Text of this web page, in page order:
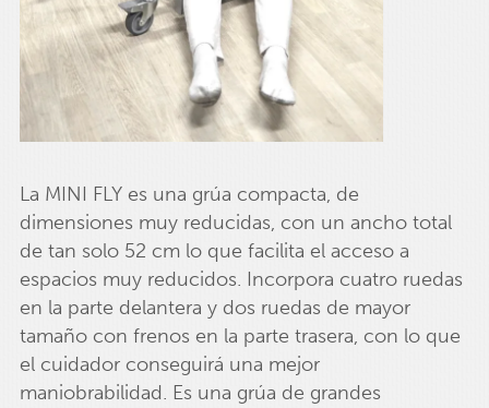
La MINI FLY es una grúa compacta, de
dimensiones muy reducidas, con un ancho total
de tan solo 52 cm lo que facilita el acceso a
espacios muy reducidos. Incorpora cuatro ruedas
en la parte delantera y dos ruedas de mayor
tamaño con frenos en la parte trasera, con lo que
el cuidador conseguirá una mejor
maniobrabilidad. Es una grúa de grandes